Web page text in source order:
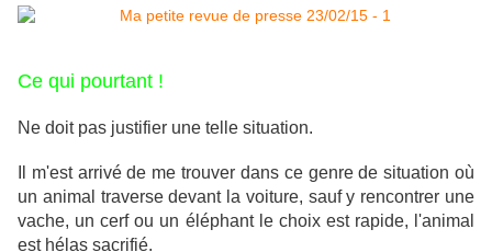
Ce qui pourtant !
Ne doit pas justifier une telle situation.
Il m'est arrivé de me trouver dans ce genre de situation où
un animal traverse devant la voiture, sauf y rencontrer une
vache, un cerf ou un éléphant le choix est rapide, l'animal
est hélas sacrifié.